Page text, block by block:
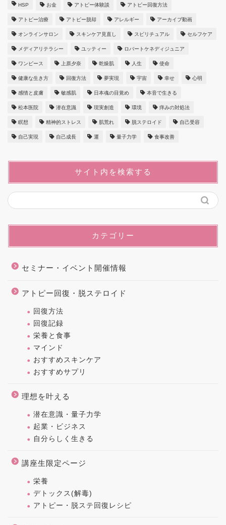
HSP お金 アトピー体験談 アトピー回復方法
アトピー治療 アトピー脱却 アレルギー アーカイブ動画
オンラインサロン スキンケア見直し スピリチュアル セルフケア
メディアリテラシー ユッティー ロバートケネディジュニア
ワンピース 上原夕奈 乾燥肌 人生 使命
健康な生き方 回復方法 夢実現 宇宙 幸せ 心明
感情と皮膚 敏感肌 日本魂の目覚め 本音で生きる
松本医院 潜在意識 現実創造 環境 痒みの対処法
瞑想 精神的ストレス 肌荒れ 脱ステロイド 自己受容
自己実現 自己成長 運 量子力学 食事改善
サイト内を検索する
カテゴリー
セミナー・イベント開催情報
アトピー回復・脱ステロイド
回復方法
回復記録
栄養と食事
マインド
おすすめスキンケア
おすすめサプリ
理想を叶える
潜在意識・量子力学
起業・ビジネス
自分らしく生きる
講座生限定ページ
栄養
デトックス(解毒)
アトピー・脱ステ回復レシピ